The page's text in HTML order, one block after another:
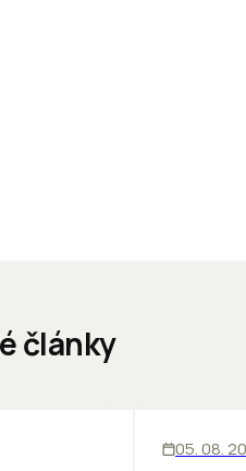
články
05. 08.